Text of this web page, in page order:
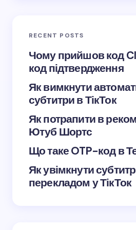
Submit
RECENT POSTS
Чому прийшов код
код підтвердження
Як вимкнути
субтитри в ТікТок
Як потрапити в
Ютуб Шортс
Що таке OTP-код в
Як увімкнути
перекладом у ТікТок